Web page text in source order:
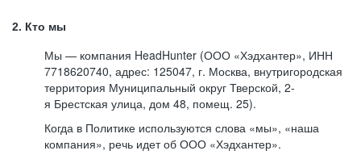
2. Кто мы
Мы — компания HeadHunter (ООО «Хэдхантер», ИНН
7718620740, адрес: 125047, г. Москва, внутригородская
территория Муниципальный округ Тверской, 2-
я Брестская улица, дом 48, помещ. 25).
Когда в Политике используются слова «мы», «наша
компания», речь идет об ООО «Хэдхантер».